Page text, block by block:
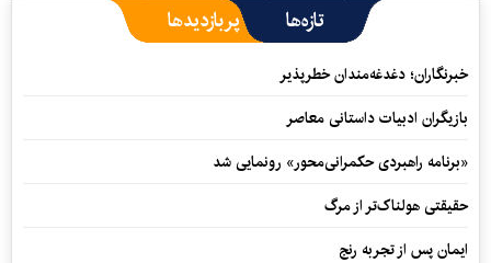
تازه‌ها پربازدیدها
خبرنگاران؛ دغدغه‌مندان خطرپذیر
بازیگران ادبیات داستانی معاصر
«برنامه راهبردی حکمرانی‌محور» رونمایی شد
حقیقتی هولناک‌تر از مرگ
ایمان پس از تجربه رنج